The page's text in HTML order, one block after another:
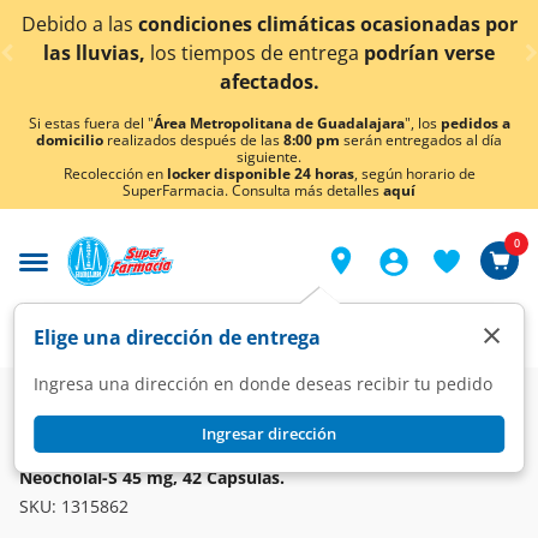
< div class="carousel-inner">
lascondiciones climáticas ocasionadas por
los tiempos de entregapodrían verse
¡Ahora
Si estas fuera del "Área Metropolitana de Guadalajara", los pedidos a
domicilio realizados después de las8:00 pm serán entregados al día
siguiente.
Recolección en locker disponible 24 horas, según horario de
SuperFarmacia. Consulta más detallesaquí
Elige una dirección de entrega
Ingresa una dirección en donde deseas recibir tu pedido
Ingresar dirección
×
0
Farmacia Medicina
Digestivo
Colagogos y Coleréticos
NEOCHOLAL-S
Neocholal-S 45 mg, 42 Cápsulas.
SKU: 1315862